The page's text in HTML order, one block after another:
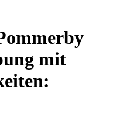
mit